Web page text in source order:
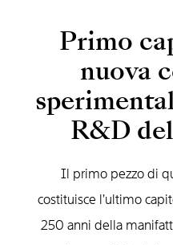
Primo
nuova
R&D
Il primo pezzo di
costituisce l’ultimo
250 anni della